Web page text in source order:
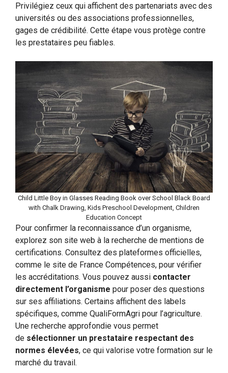
Privilégiez ceux qui affichent des partenariats avec des
universités ou des associations professionnelles,
gages de crédibilité. Cette étape vous protège contre
les prestataires peu fiables.
Child Little Boy in Glasses Reading Book over School Black Board
with Chalk Drawing, Kids Preschool Development, Children
Education Concept
Pour confirmer la reconnaissance d’un organisme,
explorez son site web à la recherche de mentions de
certifications. Consultez des plateformes officielles,
comme le site de France Compétences, pour vérifier
les accréditations. Vous pouvez aussi contacter
directement l’organisme pour poser des questions
sur ses affiliations. Certains affichent des labels
spécifiques, comme QualiFormAgri pour l’agriculture.
Une recherche approfondie vous permet
de sélectionner un prestataire respectant des
normes élevées, ce qui valorise votre formation sur le
marché du travail.